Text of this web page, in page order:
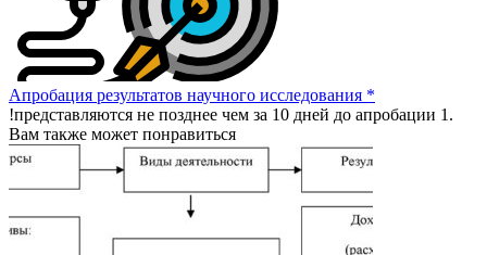
Апробация результатов научного исследования *
!представляются не позднее чем за 10 дней до апробации 1.
Вам также может понравиться